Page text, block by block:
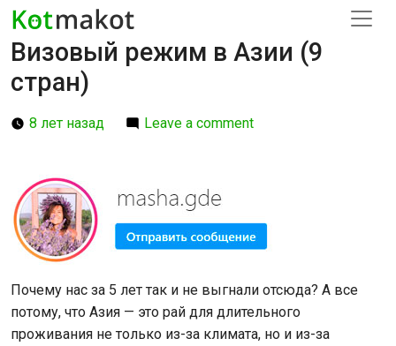
Визовый режим в Азии (9
стран)
8 лет назад Leave a comment
Почему нас за 5 лет так и не выгнали отсюда? А все
потому, что Азия — это рай для длительного
проживания не только из-за климата, но и из-за